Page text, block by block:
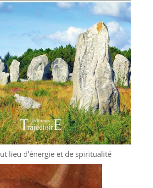
lieu d’énergie et de spiritualité